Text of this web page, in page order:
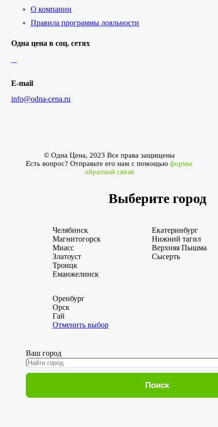
О компании
Правила программы лояльности
Одна цена в соц. сетях
E-mail
info@odna-cena.ru
© Одна Цена, 2023 Все права защищены
Есть вопрос? Отправьте его нам с помощью формы
обратной связи
Выберите город
Челябинск
Магнитогорск
Миасс
Златоуст
Троицк
Еманжелинск
Екатеринбург
Нижний тагил
Верхняя Пышма
Сысерть
Оренбург
Орск
Гай
Отменить выбор
Ваш город
Поиск